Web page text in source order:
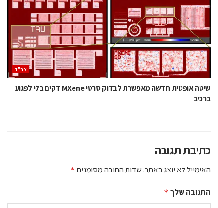
‫צב"ד‬
שיטה אופטית חדשה מאפשרת לבדוק סרטי MXene דקים בלי לפגוע
ברכיב
כתיבת תגובה
האימייל לא יוצג באתר.שדות החובה מסומנים *
התגובה שלך *